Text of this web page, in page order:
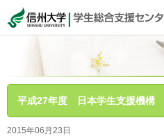
平成27年度 日本学生支援機構
2015年06月23日